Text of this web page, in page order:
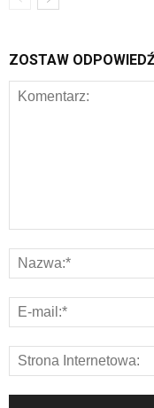
ZOSTAW